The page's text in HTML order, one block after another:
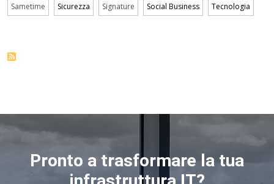
Sametime Sicurezza Signature Social Business Tecnologia
Pronto a trasformare la tua